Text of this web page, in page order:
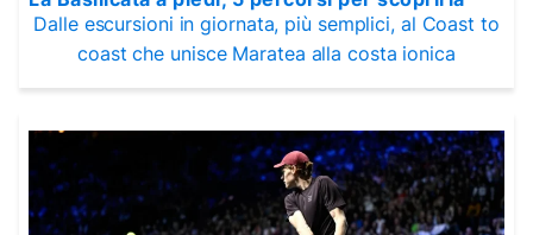
Dalle escursioni in giornata, più semplici, al Coast to
coast che unisce Maratea alla costa ionica